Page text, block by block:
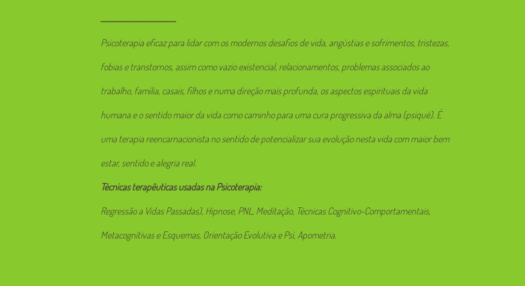
_________________________
Psicoterapia eficaz para lidar com os modernos desafios de vida, angústias e sofrimentos, tristezas,
fobias e transtornos, assim como vazio existencial, relacionamentos, problemas associados ao
trabalho, família, casais, filhos e numa direção mais profunda, os aspectos espirituais da vida
humana e o sentido maior da vida como caminho para uma cura progressiva da alma (psiqué). É
uma terapia reencarnacionista no sentido de potencializar sua evolução nesta vida com maior bem
estar, sentido e alegria real.
Técnicas terapêuticas usadas na Psicoterapia:
Regressão a Vidas Passadas), Hipnose, PNL, Meditação, Técnicas Cognitivo-Comportamentais,
Metacognitivas e Esquemas, Orientação Evolutiva e Psi, Apometria.